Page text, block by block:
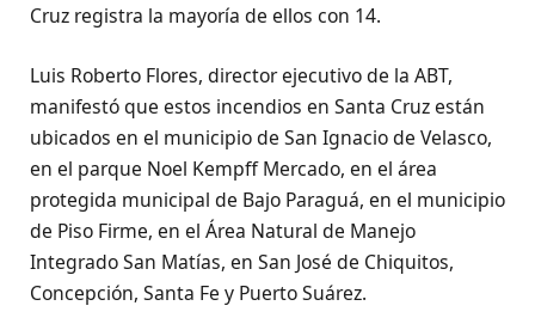
Cruz registra la mayoría de ellos con 14.
Luis Roberto Flores, director ejecutivo de la ABT,
manifestó que estos incendios en Santa Cruz están
ubicados en el municipio de San Ignacio de Velasco,
en el parque Noel Kempff Mercado, en el área
protegida municipal de Bajo Paraguá, en el municipio
de Piso Firme, en el Área Natural de Manejo
Integrado San Matías, en San José de Chiquitos,
Concepción, Santa Fe y Puerto Suárez.